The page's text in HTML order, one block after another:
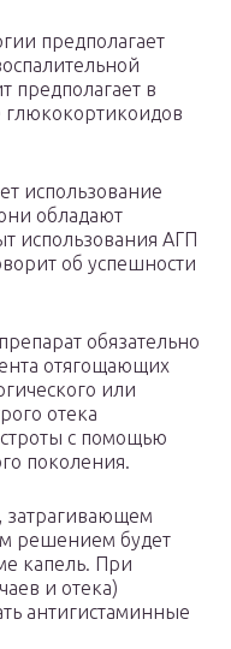
предполагает
предполагает в
глюкокортикоидов
использование
обладают
использования АГП
об успешности
обязательно
отягощающих
или
отека
с помощью
поколения.
затрагивающем
решением будет
капель. При
и отека)
антигистаминные